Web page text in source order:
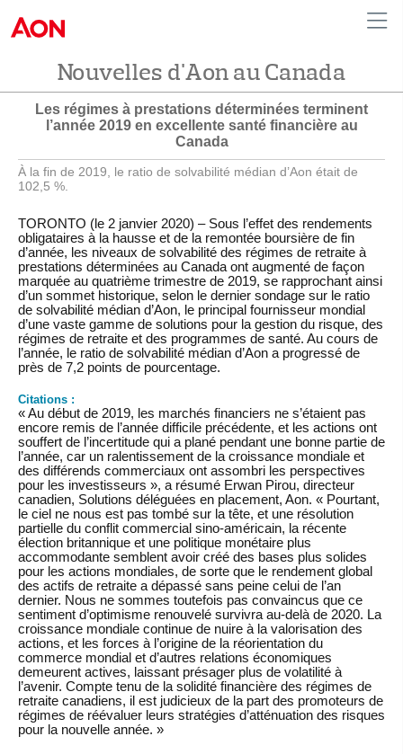
|French
Nouvelles d'Aon au Canada
Les régimes à prestations déterminées terminent
l’année 2019 en excellente santé financière au
Canada
À la fin de 2019, le ratio de solvabilité médian d’Aon était de
102,5 %.
TORONTO (le 2 janvier 2020) – Sous l’effet des rendements
obligataires à la hausse et de la remontée boursière de fin
d’année, les niveaux de solvabilité des régimes de retraite à
prestations déterminées au Canada ont augmenté de façon
marquée au quatrième trimestre de 2019, se rapprochant ainsi
d’un sommet historique, selon le dernier sondage sur le ratio
de solvabilité médian d’Aon, le principal fournisseur mondial
d’une vaste gamme de solutions pour la gestion du risque, des
régimes de retraite et des programmes de santé. Au cours de
l’année, le ratio de solvabilité médian d’Aon a progressé de
près de 7,2 points de pourcentage.
Citations :
« Au début de 2019, les marchés financiers ne s’étaient pas
encore remis de l’année difficile précédente, et les actions ont
souffert de l’incertitude qui a plané pendant une bonne partie de
l’année, car un ralentissement de la croissance mondiale et
des différends commerciaux ont assombri les perspectives
pour les investisseurs », a résumé Erwan Pirou, directeur
canadien, Solutions déléguées en placement, Aon. « Pourtant,
le ciel ne nous est pas tombé sur la tête, et une résolution
partielle du conflit commercial sino-américain, la récente
élection britannique et une politique monétaire plus
accommodante semblent avoir créé des bases plus solides
pour les actions mondiales, de sorte que le rendement global
des actifs de retraite a dépassé sans peine celui de l’an
dernier. Nous ne sommes toutefois pas convaincus que ce
sentiment d’optimisme renouvelé survivra au-delà de 2020. La
croissance mondiale continue de nuire à la valorisation des
actions, et les forces à l’origine de la réorientation du
commerce mondial et d’autres relations économiques
demeurent actives, laissant présager plus de volatilité à
l’avenir. Compte tenu de la solidité financière des régimes de
retraite canadiens, il est judicieux de la part des promoteurs de
régimes de réévaluer leurs stratégies d’atténuation des risques
pour la nouvelle année. »